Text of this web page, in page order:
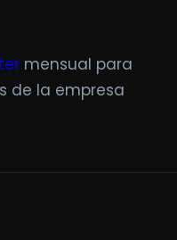
mensual para
de la empresa